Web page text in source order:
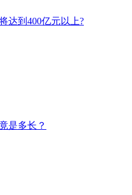
达到400亿元以上?
是多长？